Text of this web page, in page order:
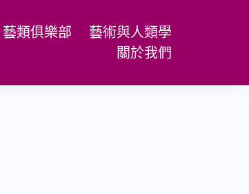
藝類俱樂部
藝術與人類學
關於我們